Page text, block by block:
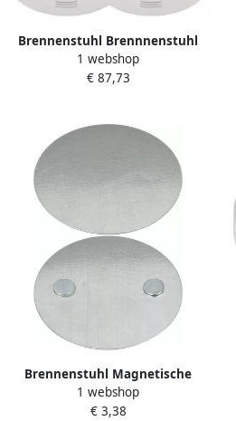
Brennenstuhl Brennnenstuhl
Rookmelder SET | 4x RM L 3100
met geïntegreerde batterij
1 webshop
€ 87,73
Brennenstuhl Magnetische
montageplaat BR 1000 voor
Rookmelder 1290000
1 webshop
€ 3,38